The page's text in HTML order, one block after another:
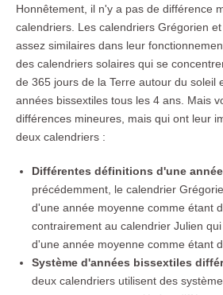
Honnêtement, il n'y a pas de différence
calendriers. Les calendriers Grégorien
assez similaires dans leur
des calendriers solaires qui se
de 365 jours de la Terre autour du soleil
années bissextiles tous les 4 ans. Mais
différences mineures, mais qui ont leur
deux calendriers :
Différentes définitions d'une
précédemment, le calendrier
d'une année moyenne comme étant
contrairement au calendrier Julien
d'une année moyenne comme étant
Système d'années bissextiles
deux calendriers utilisent des